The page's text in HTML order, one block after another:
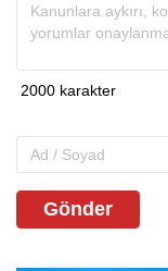
Gönder